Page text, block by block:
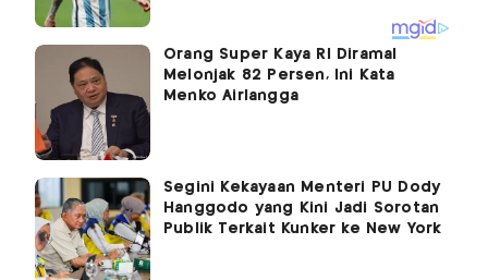
Orang Super Kaya RI Diramal
Melonjak 82 Persen, Ini Kata
Menko Airlangga
Segini Kekayaan Menteri PU Dody
Hanggodo yang Kini Jadi Sorotan
Publik Terkait Kunker ke New York